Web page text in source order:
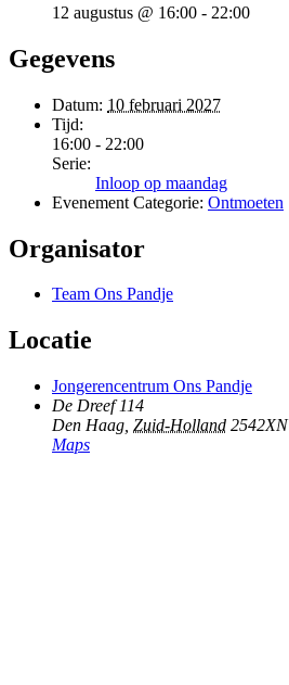
12 augustus @ 16:00 - 22:00
Gegevens
Datum: 10 februari 2027
Tijd:
16:00 - 22:00
Serie:
Inloop op maandag
Evenement Categorie: Ontmoeten
Organisator
Team Ons Pandje
Locatie
Jongerencentrum Ons Pandje
De Dreef 114
Den Haag Zuid-Holland 2542XN
Maps